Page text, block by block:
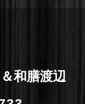
和膳渡辺